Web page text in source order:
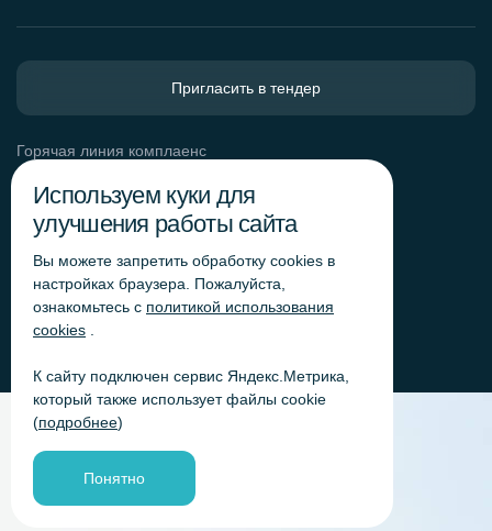
Горячая линия комплаенс
Согласие на обработку персональных данных
Политика обработки файлов cookie
Согласие на обработку персональных данных
«Яндекс.Метрика»
Согласие на обработку персональных данных для
получения рекламно-информационных рассылок
Пригласить в тендер
Используем куки для
улучшения работы сайта
Вы можете запретить обработку сookies в
настройках браузера. Пожалуйста,
ознакомьтесь с политикой использования
cookies
К сайту подключен сервис Яндекс.Метрика,
который также использует файлы cookie
(подробнее)
Понятно